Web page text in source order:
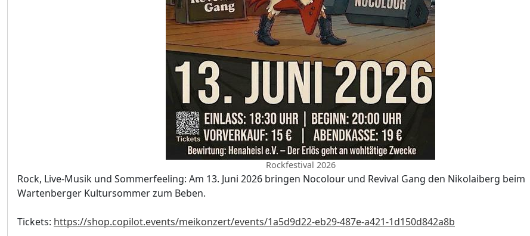
Rockfestival 2026
Rock, Live-Musik und Sommerfeeling: Am 13. Juni 2026 bringen Nocolour und Revival Gang den Nikolaiberg beim
Wartenberger Kultursommer zum Beben.
Tickets: https://shop.copilot.events/meikonzert/events/1a5d9d22-eb29-487e-a421-1d150d842a8b